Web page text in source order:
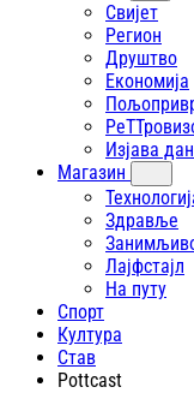
Свијет
Регион
Друштво
Економија
Изјава
Магазин
Здравље
Лајфстajл
На путу
Спорт
Култура
Став
Pottcast